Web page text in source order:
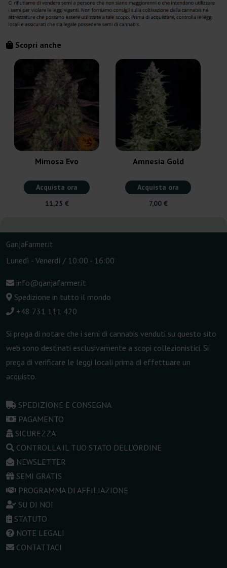
Scopri anche
Mimosa Evo
Acquista ora
11,25 €
Amnesia Gold
Acquista ora
7,00 €
GanjaFarmer.it
Lunedì - Venerdì / 10:00 - 16:00
info@ganjafarmer.it
Spedizione in tutto il mondo
+48 731 111 420
Si prega di notare che i semi di cannabis venduti su questo sito
web sono destinati esclusivamente a scopi collezionistici. Si
prega di verificare le leggi locali prima di effettuare un
acquisto.
SPEDIZIONE E CONSEGNA
PAGAMENTO
SICUREZZA
CONTROLLA IL TUO STATO DELL'ORDINE
NEWSLETTER
SEMI GRATIS
PROGRAMMA DI AFFILIAZIONE
SU DI NOI
STATUTO
NOTE LEGALI
CONTATTACI